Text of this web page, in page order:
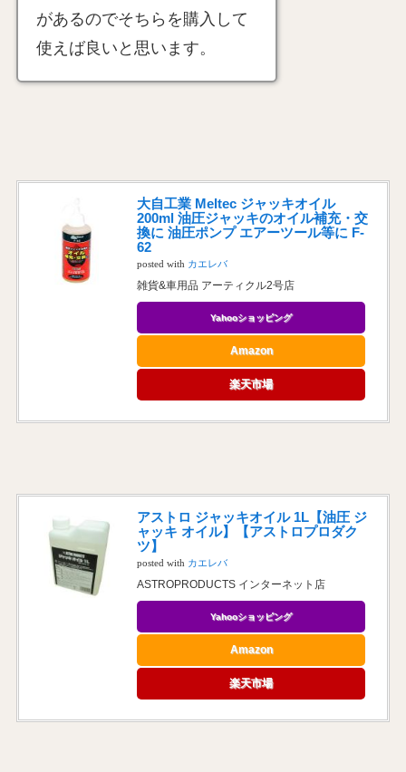
があるのでそちらを購入して
使えば良いと思います。
大自工業 Meltec ジャッキオイル
200ml 油圧ジャッキのオイル補充・交
換に 油圧ポンプ エアーツール等に F-
62
posted with カエレバ
雑貨&車用品 アーティクル2号店
Yahooショッピング
Amazon
楽天市場
アストロ ジャッキオイル 1L【油圧 ジ
ャッキ オイル】【アストロプロダク
ツ】
posted with カエレバ
ASTROPRODUCTS インターネット店
Yahooショッピング
Amazon
楽天市場